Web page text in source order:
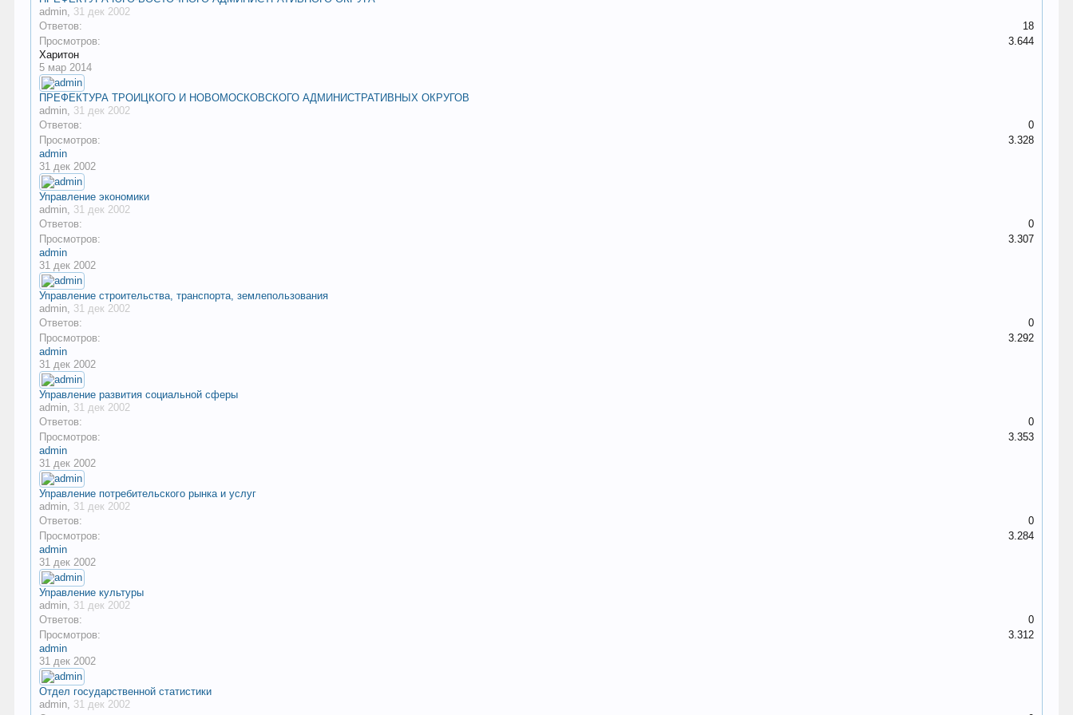
admin, 31 дек 2002
Ответов:
18
Просмотров:
3.644
Харитон
5 мар 2014
ПРЕФЕКТУРА ТРОИЦКОГО И НОВОМОСКОВСКОГО АДМИНИСТРАТИВНЫХ ОКРУГОВ
admin, 31 дек 2002
Ответов:
0
Просмотров:
3.328
admin
31 дек 2002
Управление экономики
admin, 31 дек 2002
Ответов:
0
Просмотров:
3.307
admin
31 дек 2002
Управление строительства, транспорта, землепользования
admin, 31 дек 2002
Ответов:
0
Просмотров:
3.292
admin
31 дек 2002
Управление развития социальной сферы
admin, 31 дек 2002
Ответов:
0
Просмотров:
3.353
admin
31 дек 2002
Управление потребительского рынка и услуг
admin, 31 дек 2002
Ответов:
0
Просмотров:
3.284
admin
31 дек 2002
Управление культуры
admin, 31 дек 2002
Ответов:
0
Просмотров:
3.312
admin
31 дек 2002
Отдел государственной статистики
admin, 31 дек 2002